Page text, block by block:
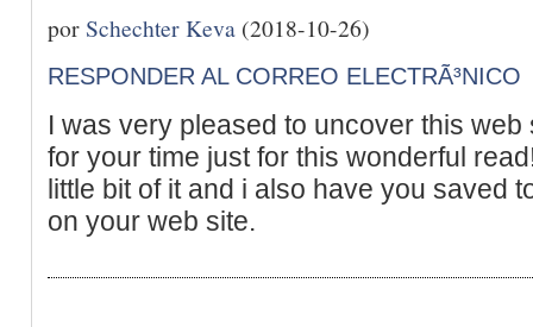
porSchechter Keva (2018-10-26)
RESPONDER AL CORREO ELECTRÃ³NICO
I was very pleased to uncover this
for your time just for this wonderful
little bit of it and i also have you saved
on your web site.